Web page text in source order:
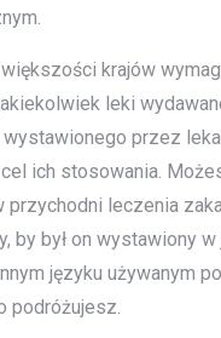
krajów
leki
przez
ich stosowania.
leczenia
by był on wystawiony w
języku używanym
podróżujesz.